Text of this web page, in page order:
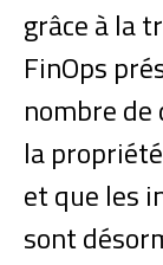
grâce à la
FinOps
nombre
la
et que les
sont